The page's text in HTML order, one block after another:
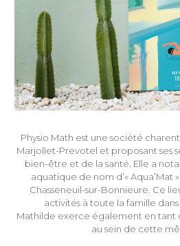
Physio Math est une société
Marjollet-Prevotel et proposant ses
bien-être et de la santé. Elle a
aquatique de nom d’« Aqua’Mat
Chasseneuil-sur-Bonnieure. Ce
activités à toute la famille
Mathilde exerce également en tant
au sein de cette